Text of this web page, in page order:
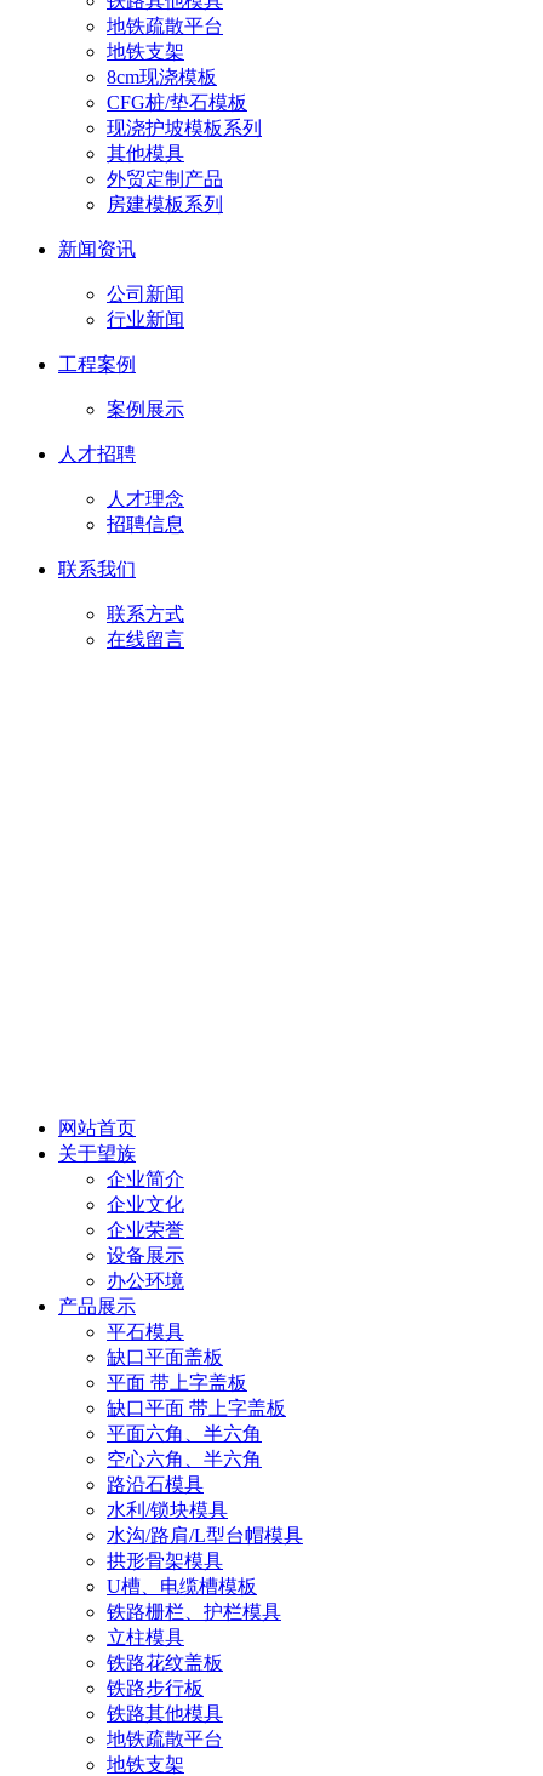
地铁疏散平台
地铁支架
8cm现浇模板
CFG桩/垫石模板
现浇护坡模板系列
其他模具
外贸定制产品
房建模板系列
新闻资讯
公司新闻
行业新闻
工程案例
案例展示
人才招聘
人才理念
招聘信息
联系我们
联系方式
在线留言
网站首页
关于望族
企业简介
企业文化
企业荣誉
设备展示
办公环境
产品展示
平石模具
缺口平面盖板
平面 带上字盖板
缺口平面 带上字盖板
平面六角、半六角
空心六角、半六角
路沿石模具
水利/锁块模具
水沟/路肩/L型台帽模具
拱形骨架模具
U槽、电缆槽模板
铁路栅栏、护栏模具
立柱模具
铁路花纹盖板
铁路步行板
铁路其他模具
地铁疏散平台
地铁支架